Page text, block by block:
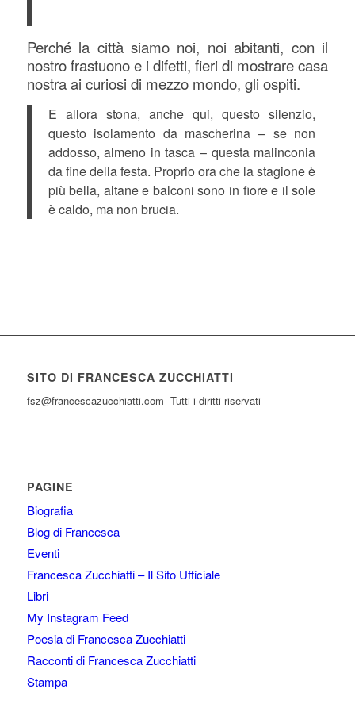
Perché la città siamo noi, noi abitanti, con il
nostro frastuono e i difetti, fieri di mostrare casa
nostra ai curiosi di mezzo mondo, gli ospiti.
E allora stona, anche qui, questo silenzio,
questo isolamento da mascherina – se non
addosso, almeno in tasca – questa malinconia
da fine della festa. Proprio ora che la stagione è
più bella, altane e balconi sono in fiore e il sole
è caldo, ma non brucia.
SITO DI FRANCESCA ZUCCHIATTI
fsz@francescazucchiatti.com Tutti i diritti riservati
PAGINE
Biografia
Blog di Francesca
Eventi
Francesca Zucchiatti – Il Sito Ufficiale
Libri
My Instagram Feed
Poesia di Francesca Zucchiatti
Racconti di Francesca Zucchiatti
Stampa